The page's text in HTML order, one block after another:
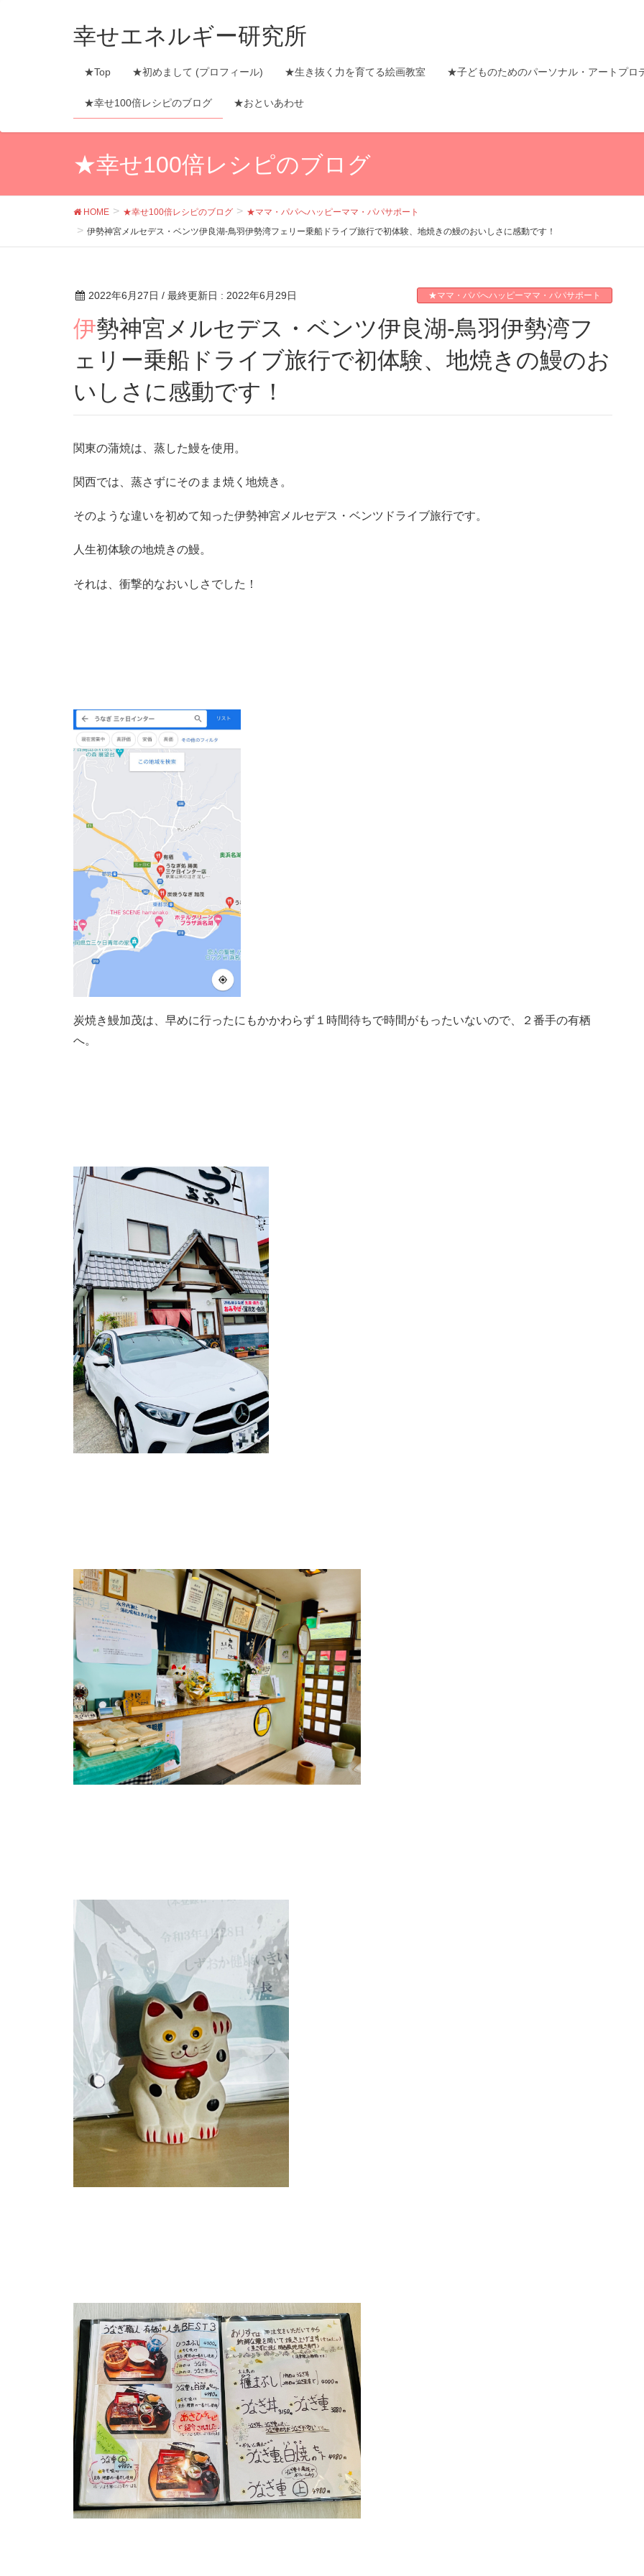
幸せエネルギー研究所
★Top ★初めまして (プロフィール) ★生き抜く力を育てる絵画教室 ★子どものためのパーソナル・アートプロ
★幸せ100倍レシピのブログ ★おといあわせ
★幸せ100倍レシピのブログ
HOME ★幸せ100倍レシピのブログ
★ママ・パパへハッピーママ・パパサポート
伊勢神宮メルセデス・ベンツ伊良湖-鳥羽伊勢湾フェリー乗船ドライブ旅行で初体験、地焼きの鰻のおいしさに感動です！
2022年6月27日 / 最終更新日 : 2022年6月29日 ★ママ・パパへハッピーママ・パパサポート
伊勢神宮メルセデス・ベンツ伊良湖-鳥羽伊勢湾フ
ェリー乗船ドライブ旅行で初体験、地焼きの鰻のお
いしさに感動です！
関東の蒲焼は、蒸した鰻を使用。
関西では、蒸さずにそのまま焼く地焼き。
そのような違いを初めて知った伊勢神宮メルセデス・ベンツドライブ旅行です。
人生初体験の地焼きの鰻。
それは、衝撃的なおいしさでした！
炭焼き鰻加茂は、早めに行ったにもかかわらず１時間待ちで時間がもったいないので、２番手の有栖
へ。